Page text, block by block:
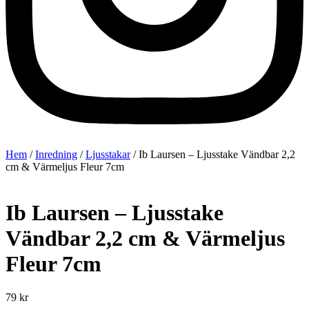
Hem /Inredning /Ljusstakar/ Ib Laursen – Ljusstake Vändbar 2,2
cm & Värmeljus Fleur 7cm
Ib Laursen – Ljusstake
Vändbar 2,2 cm & Värmeljus
Fleur 7cm
79 kr